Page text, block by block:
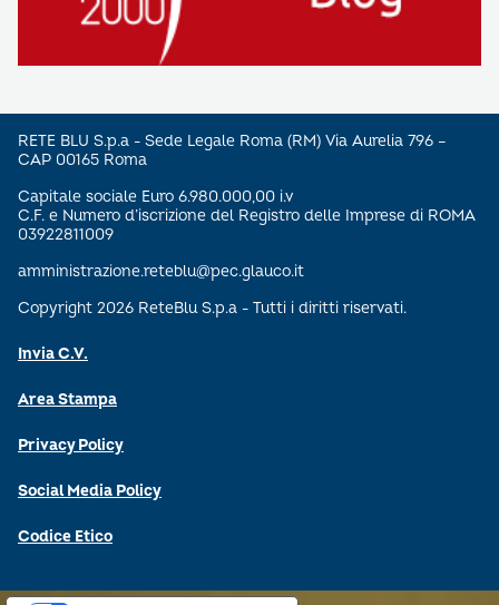
RETE BLU S.p.a - Sede Legale Roma (RM) Via Aurelia 796 –
CAP 00165 Roma
Capitale sociale Euro 6.980.000,00 i.v
C.F. e Numero d’iscrizione del Registro delle Imprese di ROMA
03922811009
amministrazione.reteblu@pec.glauco.it
Copyright 2026 ReteBlu S.p.a - Tutti i diritti riservati.
Invia C.V.
Area Stampa
Privacy Policy
Social Media Policy
Codice Etico